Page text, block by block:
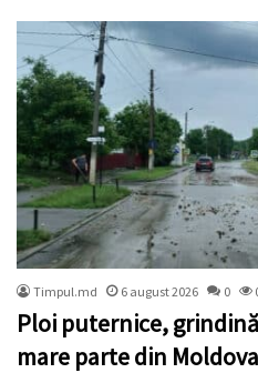
Timpul.md 6 august 2026 0
Ploi puternice,
mare parte din